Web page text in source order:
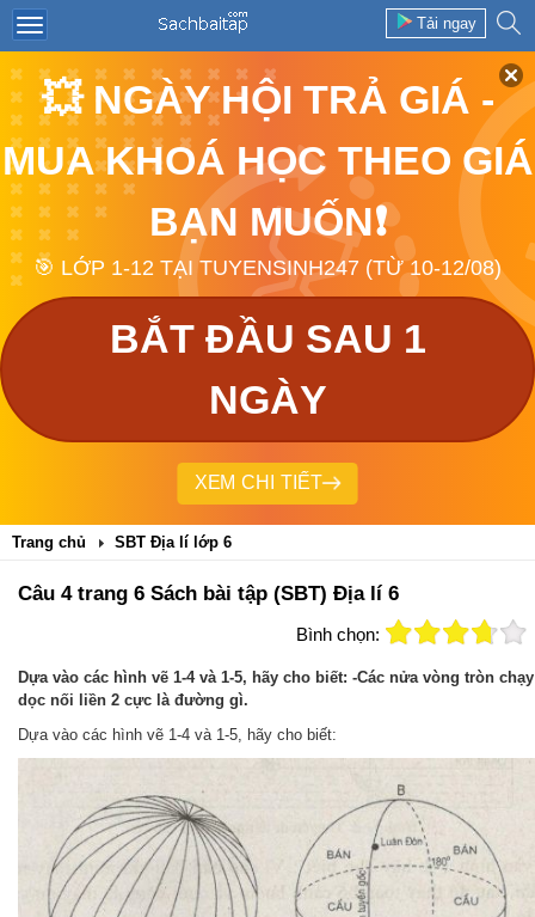
Tải ngay
💥 NGÀY HỘI TRẢ GIÁ -
MUA KHOÁ HỌC THEO GIÁ
BẠN MUỐN❗
🎯 LỚP 1-12 TẠI TUYENSINH247 (TỪ 10-12/08)
BẮT ĐẦU SAU 1
NGÀY
XEM CHI TIẾT
Trang chủ SBT Địa lí lớp 6
Câu 4 trang 6 Sách bài tập (SBT) Địa lí 6
Bình chọn:
Dựa vào các hình vẽ 1-4 và 1-5, hãy cho biết: -Các nửa vòng tròn chạy
dọc nối liền 2 cực là đường gì.
Dựa vào các hình vẽ 1-4 và 1-5, hãy cho biết: